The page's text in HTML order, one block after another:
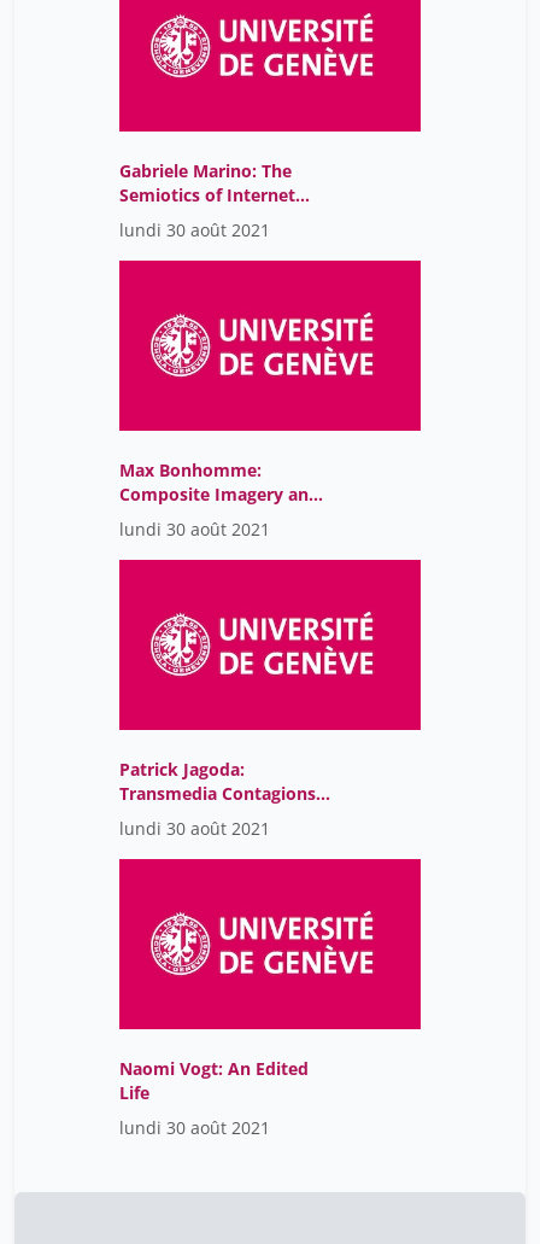
Gabriele Marino: The
Semiotics of Internet
Memes
lundi 30 août 2021
Max Bonhomme:
Composite Imagery and
Political Propaganda.
From Luther to 4Chan
lundi 30 août 2021
Patrick Jagoda:
Transmedia Contagions:
Alternate Reality Games
as Engines of Networked
Collectivity"
lundi 30 août 2021
Naomi Vogt: An Edited
Life
lundi 30 août 2021